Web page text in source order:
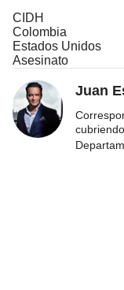
CIDH
Colombia
Estados Unidos
Asesinato
Juan